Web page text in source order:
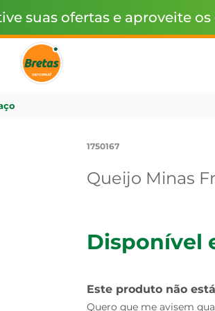
suas ofertas e aproveite
1750167
Queijo Minas
Disponível
Este produto não
Quero que me avisem